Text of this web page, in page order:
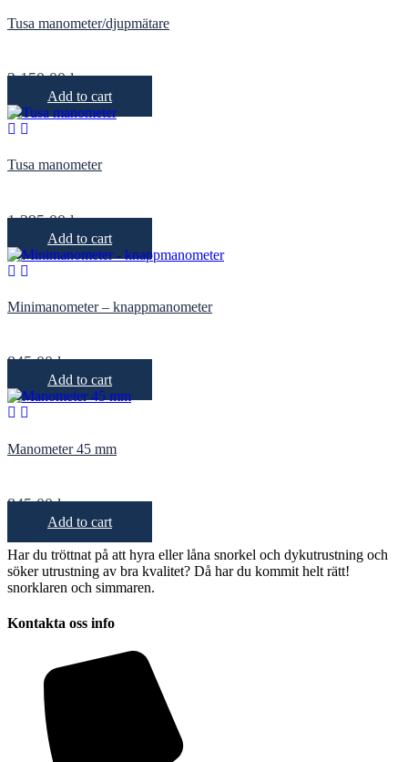
Tusa manometer/djupmätare
2 150,00kr
Add to cart
Tusa manometer
1 295,00kr
Add to cart
Minimanometer – knappmanometer
845,00kr
Add to cart
Manometer 45 mm
845,00kr
Add to cart
Har du tröttnat på att hyra eller låna snorkel och dykutrustning och
söker utrustning av bra kvalitet? Då har du kommit helt rätt!
snorklaren och simmaren.
Kontakta oss info